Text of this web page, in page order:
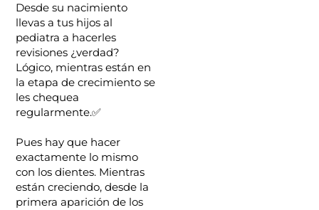
Desde su nacimiento
llevas a tus hijos al
pediatra a hacerles
revisiones ¿verdad?
Lógico, mientras están en
la etapa de crecimiento se
les chequea
regularmente.✅
Pues hay que hacer
exactamente lo mismo
con los dientes. Mientras
están creciendo, desde la
primera aparición de los